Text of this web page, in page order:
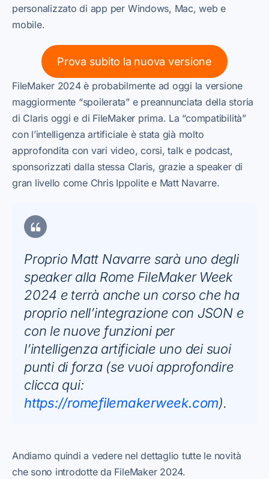
personalizzato di app per Windows, Mac, web e
mobile.
Prova subito la nuova versione
FileMaker 2024 è probabilmente ad oggi la versione
maggiormente “spoilerata” e preannunciata della storia
di Claris oggi e di FileMaker prima. La “compatibilità”
con l’intelligenza artificiale è stata già molto
approfondita con vari video, corsi, talk e podcast,
sponsorizzati dalla stessa Claris, grazie a speaker di
gran livello come Chris Ippolite e Matt Navarre.
Proprio Matt Navarre sarà uno degli
speaker alla Rome FileMaker Week
2024 e terrà anche un corso che ha
proprio nell’integrazione con JSON e
con le nuove funzioni per
l’intelligenza artificiale uno dei suoi
punti di forza (se vuoi approfondire
clicca qui:
https://romefilemakerweek.com).
Andiamo quindi a vedere nel dettaglio tutte le novità
che sono introdotte da FileMaker 2024.